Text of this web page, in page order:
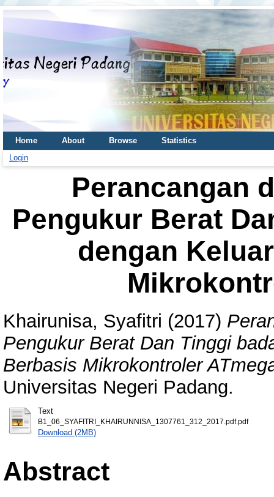
Home About Browse
Statistics
Login
Perancangan
Pengukur Berat
dengan
Khairunisa, Syafitri (2017)
Pengukur Berat Dan Tinggi
Berbasis Mikrokontroler
Universitas Negeri Padang.
Text
B1_06_SYAFITRI_KHAIRUNNISA_1307761_312_2017.pdf.pdf
Download (2MB)
Abstract